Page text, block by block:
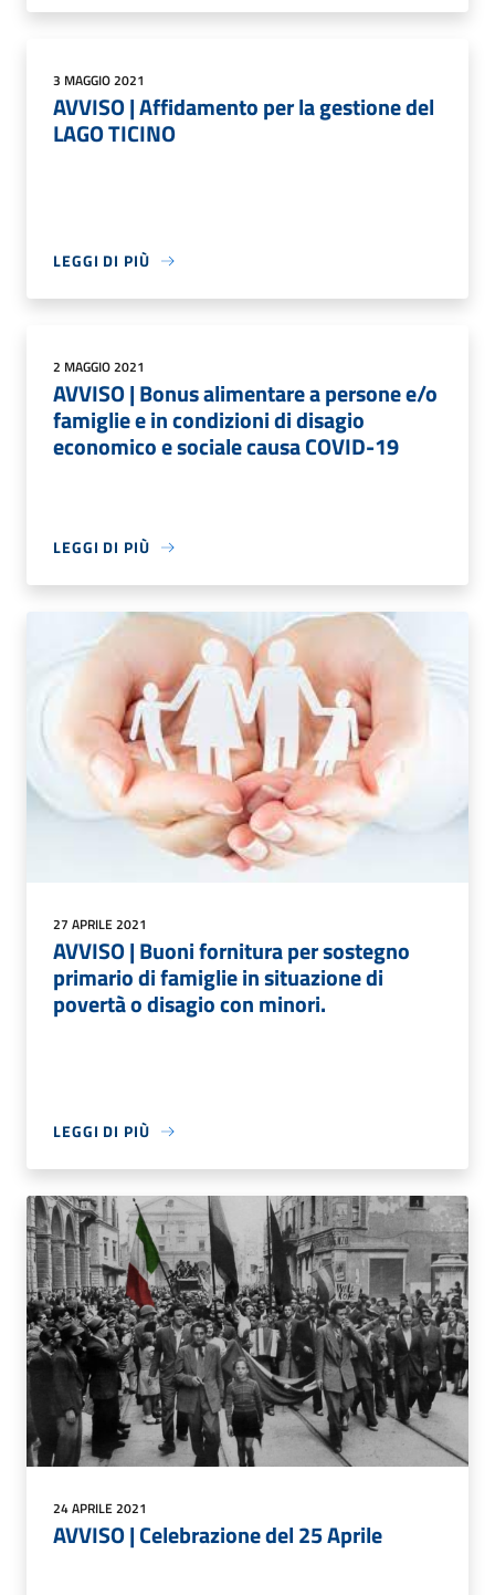
3 MAGGIO 2021
AVVISO | Affidamento per la gestione del
LAGO TICINO
LEGGI DI PIÙ
2 MAGGIO 2021
AVVISO | Bonus alimentare a persone e/o
famiglie e in condizioni di disagio
economico e sociale causa COVID-19
LEGGI DI PIÙ
27 APRILE 2021
AVVISO | Buoni fornitura per sostegno
primario di famiglie in situazione di
povertà o disagio con minori.
LEGGI DI PIÙ
24 APRILE 2021
AVVISO | Celebrazione del 25 Aprile